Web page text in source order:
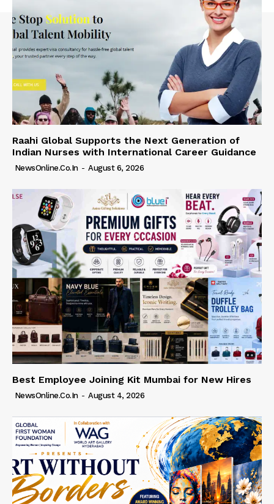
Raahi Global Supports the Next Generation of
Indian Nurses with International Career Guidance
NewsOnline.co.in - August 6, 2026
Best Employee Joining Kit Mumbai for New Hires
NewsOnline.co.in - August 4, 2026